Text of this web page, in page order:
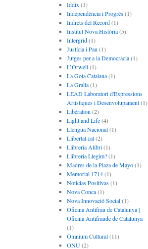
Iddix (1)
Independència i Progrés(1)
Indrets del Record(1)
Institut Nova Història(5)
Intergrid(1)
Justícia i Pau (1)
Jutges per a la Democràcia(1)
L’Orwell(1)
La Gota Catalana(1)
La Gralla(1)
LEAD Laboratori d'Expressions
Artístiques i Desenvolupament(1)
Libération (2)
Light and Life(4)
Llengua Nacional(1)
Llibertat.cat(2)
Llibreria Alibri(1)
Llibreria Llegim?(1)
Madres de la Plaza de Mayo(1)
Memorial 1714(1)
Noticias Positivas(1)
Nova Conca(1)
Nova Innovació Social(1)
Oficina Antifrau de Catalunya |
Oficina Antifraude de Catalunya
(1)
Òmnium Cultural(11)
ONU(2)